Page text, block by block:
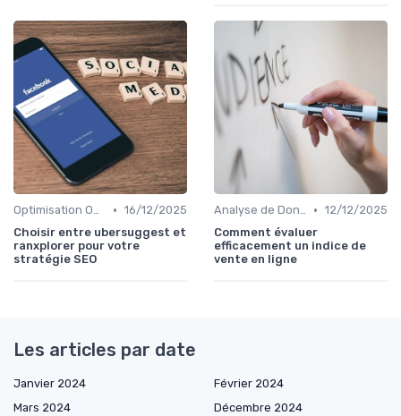
Optimisation On-Page • 16/12/2025
Choisir entre ubersuggest et
ranxplorer pour votre
stratégie SEO
Analyse de Données et Reporting • 12/12/2025
Comment évaluer
efficacement un indice de
vente en ligne
Les articles par date
Janvier 2024
Février 2024
Mars 2024
Décembre 2024